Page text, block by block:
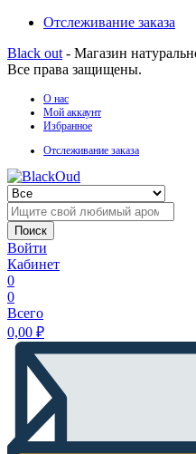
Отслеживание заказа
Black out - Магазин
Все права защищены.
О нас
Мой аккаунт
Избранное
Отслеживание заказа
Поиск
Войти
Кабинет
0
0
Всего
0,00 ₽